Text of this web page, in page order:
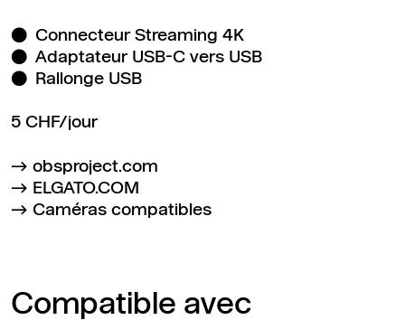
Connecteur Streaming 4K
Adaptateur USB-C vers USB
Rallonge USB
5 CHF/jour
obsproject.com
ELGATO.COM
Caméras compatibles
Compatible avec